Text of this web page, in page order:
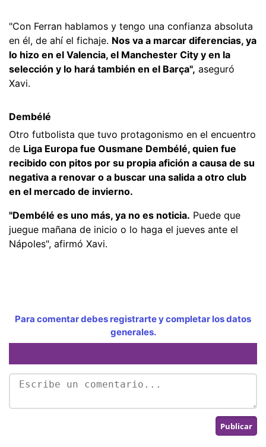
"Con Ferran hablamos y tengo una confianza absoluta
en él, de ahí el fichaje. Nos va a marcar diferencias, ya
lo hizo en el Valencia, el Manchester City y en la
selección y lo hará también en el Barça", aseguró
Xavi.
Dembélé
Otro futbolista que tuvo protagonismo en el encuentro
de Liga Europa fue Ousmane Dembélé, quien fue
recibido con pitos por su propia afición a causa de su
negativa a renovar o a buscar una salida a otro club
en el mercado de invierno.
"Dembélé es uno más, ya no es noticia. Puede que
juegue mañana de inicio o lo haga el jueves ante el
Nápoles", afirmó Xavi.
Para comentar debes registrarte y completar los datos
generales.